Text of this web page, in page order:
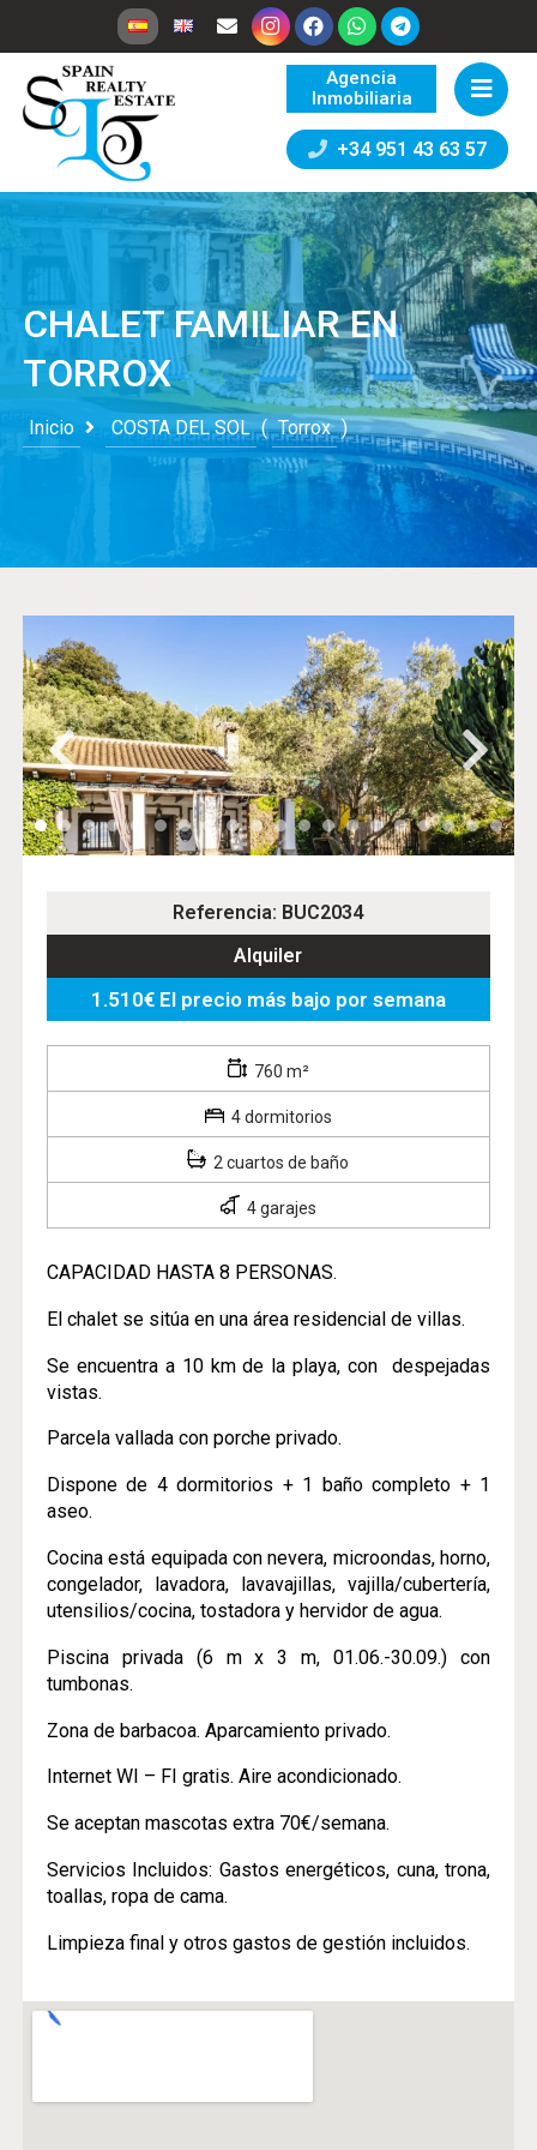
+34 951 43 63 57
Agencia
Inmobiliaria
CHALET FAMILIAR EN
TORROX
Inicio COSTA DEL SOL ( Torrox )
Referencia: BUC2034
Alquiler
1.510€ El precio más bajo por semana
760 m²
4 dormitorios
2 cuartos de baño
4 garajes
CAPACIDAD HASTA 8 PERSONAS.
El chalet se sitúa en una área residencial de villas.
Se encuentra a 10 km de la playa, con despejadas
vistas.
Parcela vallada con porche privado.
Dispone de 4 dormitorios + 1 baño completo + 1
aseo.
Cocina está equipada con nevera, microondas, horno,
congelador, lavadora, lavavajillas, vajilla/cubertería,
utensilios/cocina, tostadora y hervidor de agua.
Piscina privada (6 m x 3 m, 01.06.-30.09.) con
tumbonas.
Zona de barbacoa. Aparcamiento privado.
Internet WI – FI gratis. Aire acondicionado.
Se aceptan mascotas extra 70€/semana.
Servicios Incluidos: Gastos energéticos, cuna, trona,
toallas, ropa de cama.
Limpieza final y otros gastos de gestión incluidos.